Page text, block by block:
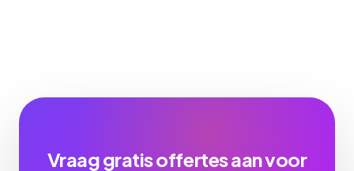
Vraag gratis offertes aan voor